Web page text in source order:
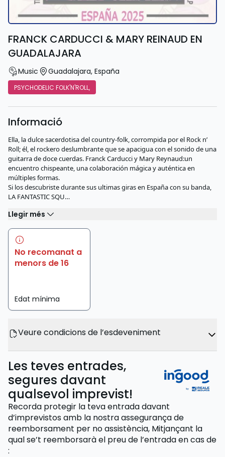
FRANCK CARDUCCI & MARY REINAUD EN
GUADALAJARA
Music Guadalajara, España
PSYCHODELIC FOLK'N'ROLL,
Informació
Ella, la dulce sacerdotisa del country-folk, corrompida por el Rock n’
Roll; él, el rockero deslumbrante que se apacigua con el sonido de una
guitarra de doce cuerdas. Franck Carducci y Mary Reynaud:un
encuentro chispeante, una colaboración mágica y auténtica en
múltiples formas.
Si los descubriste durante sus ultimas giras en España con su banda,
LA FANTASTIC SQU…
Llegir més
No recomanat a
menors de 16
Edat mínima
Veure condicions de l’esdeveniment
Les teves entrades,
segures davant
qualsevol imprevist!
Recorda protegir la teva entrada davant
d’imprevistos amb la nostra assegurança de
reemborsament per no assistència, Mitjançant la
qual se’t reemborsarà el preu de l’entradaen cas de
: